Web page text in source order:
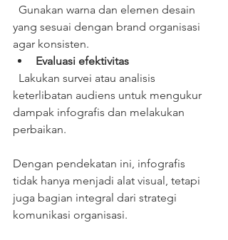
yang sesuai dengan brand organisasi
agar konsisten.
Evaluasi efektivitas
keterlibatan audiens untuk mengukur
dampak infografis dan melakukan
perbaikan.
Dengan pendekatan ini, infografis
tidak hanya menjadi alat visual, tetapi
juga bagian integral dari strategi
komunikasi organisasi.